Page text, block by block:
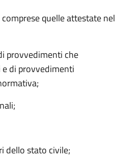
quelle attestate nel
provvedimenti che
e di provvedimenti
dello stato civile;